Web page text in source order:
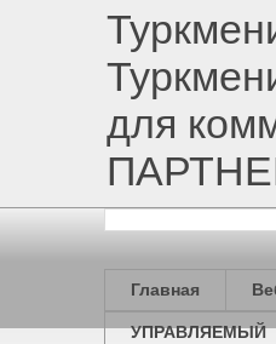
для
Главная
УПРАВЛЯЕМЫЙ